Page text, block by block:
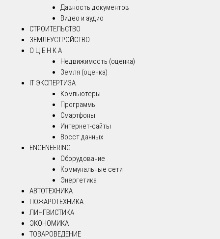
Давность документов
Видео и аудио
СТРОИТЕЛЬСТВО
ЗЕМЛЕУСТРОЙСТВО
О Ц Е Н К А
Недвижимость (оценка)
Земля (оценка)
IT ЭКСПЕРТИЗА
Компьютеры
Программы
Смартфоны
Интернет-сайты
Восст.данных
ENGENEERING
Оборудование
Коммунальные сети
Энергетика
АВТОТЕХНИКА
ПОЖАРОТЕХНИКА
ЛИНГВИСТИКА
ЭКОНОМИКА
ТОВАРОВЕДЕНИЕ